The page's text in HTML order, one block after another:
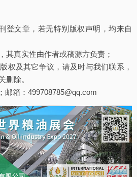
登文章，若无特别版权声明，均来自
其真实性由作者或稿源方负责；
权及其它争议，请及时与我们联系，
删除。
邮箱：499708785@qq.com